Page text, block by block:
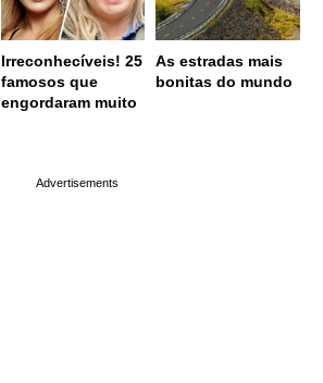
Irreconhecíveis! 25
famosos que
engordaram muito
As estradas mais
bonitas do mundo